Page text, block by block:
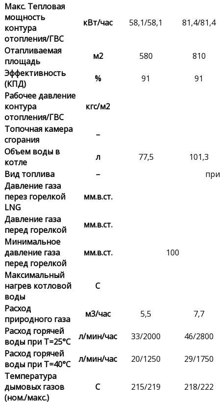
Макс. Тепловая
мощность
контура
отопления/ГВС
кВт/час 58,1/58,1 81,4/81,4
Отапливаемая
площадь
м2 580
810
Эффективность
(КПД)
% 91
91
Рабочее давление
контура
отопления/ГВС
кгс/м2
Топочная камера
сгорания
–
Объем воды в
котле
л 77,5
101,3
Вид топлива
–
Давление газа
перез горелкой
LNG
мм.в.ст.
Давление газа
перед горелкой
мм.в.ст.
Минимальное
давление газа
перед горелкой
мм.в.ст. 100
Максимальный
нагрев котловой
воды
С
Расход
природного газа
м3/час 5,5
7,7
Расход горячей
воды при Т=25°С
л/мин/час 33/2000
46/2800
Расход горячей
воды при Т=40°С
л/мин/час 20/1250
29/1750
Температура
дымовых газов
(ном./макс.)
С 215/219 218/222